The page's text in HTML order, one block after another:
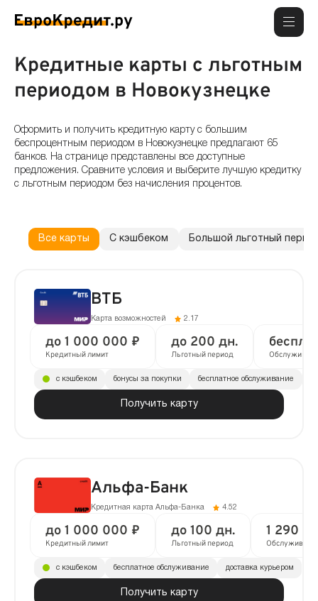
Кредитные карты с льготным
периодом в Новокузнецке
Оформить и получить кредитную карту с большим
беспроцентным периодом в Новокузнецке предлагают 65
банков. На странице представлены все доступные
предложения. Сравните условия и выберите лучшую кредитку
с льготным периодом без начисления процентов.
Все карты С кэшбеком Большой льготный
ВТБ
Карта возможностей 2.17
до 1 000 000 ₽
Кредитный лимит
до 200 дн.
Льготный период
Получить карту
с кэшбеком бонусы за покупки бесплатное обслуживание
Альфа-Банк
Кредитная карта Альфа-Банка 4.52
до 1 000 000 ₽
Кредитный лимит
до 100 дн.
Льготный период
1 290 ₽
Получить карту
с кэшбеком бесплатное обслуживание доставка курьером